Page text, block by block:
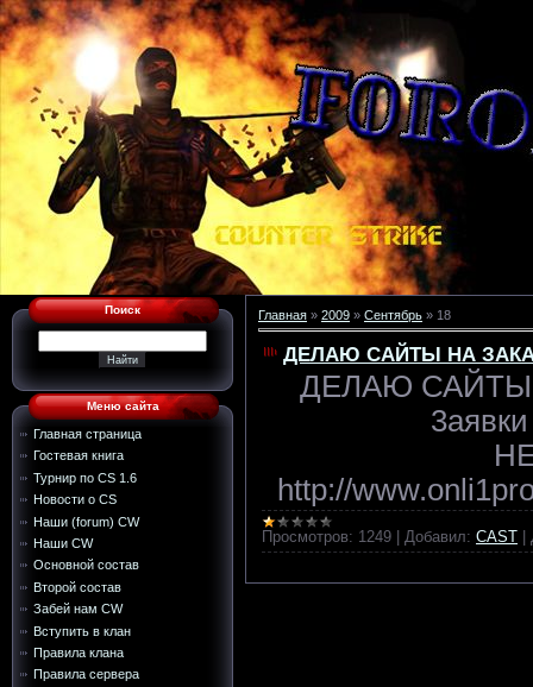
Поиск
Меню сайта
Главная страница
Гостевая книга
Турнир по CS 1.6
Новости о CS
Наши (forum) CW
Наши CW
Основной состав
Второй состав
Забей нам CW
Вступить в клан
Правила клана
Правила сервера
Главная » 2009 » Сентябрь » 18
ДЕЛАЮ САЙТЫ НА
ДЕЛАЮ САЙТЫ
http://
Просмотров: 1249 Добавил: CAST